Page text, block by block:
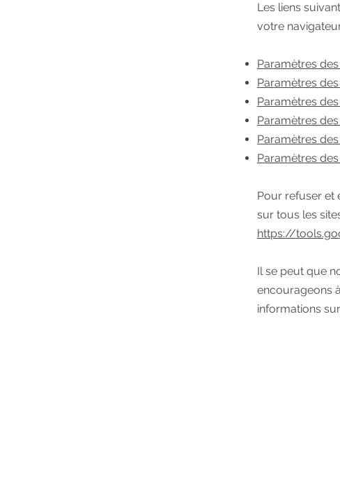
Les liens
votre
Paramètres
Paramètres
Paramètres
Paramètres
Paramètres
Paramètres
Pour refuser et
sur tous les
https://
Il se peut que
encourageons
informations